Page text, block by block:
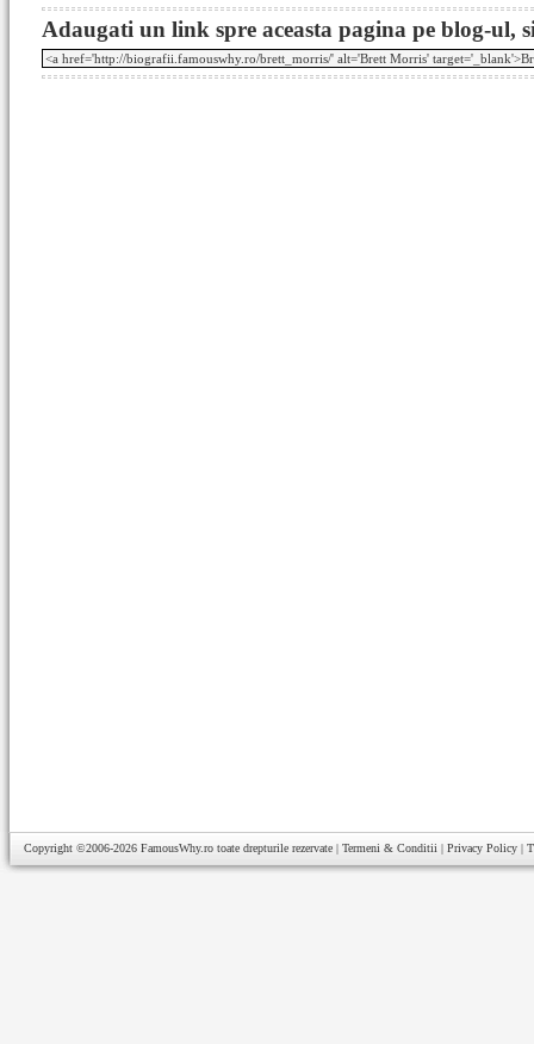
Adaugati un link spre aceasta pagina pe blog-ul,
Copyright ©2006-2026 FamousWhy.ro toate drepturile rezervate | Termeni & Conditii | Privacy Policy |